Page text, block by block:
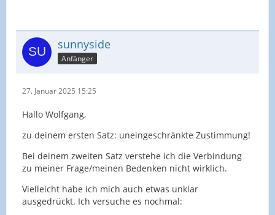
sunnyside
Anfänger
27. Januar 2025 15:25
Hallo Wolfgang,
zu deinem ersten Satz: uneingeschränkte Zustimmung!
Bei deinem zweiten Satz verstehe ich die Verbindung
zu meiner Frage/meinen Bedenken nicht wirklich.
Vielleicht habe ich mich auch etwas unklar
ausgedrückt. Ich versuche es nochmal: